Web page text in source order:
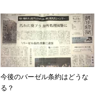
今後のバーゼル条約はどうな
る？